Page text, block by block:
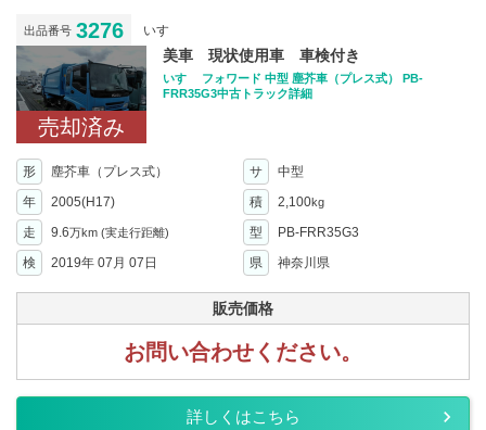
出品番号 3276 いすゞ
売却済み
美車 現状使用車 車検付き
いすゞ フォワード 中型 塵芥車（プレス式） PB-
FRR35G3中古トラック詳細
形 塵芥車（プレス式） サ
中型
年
2005(H17) 積 2,100kg
走 9.6万km (実走行距離) 型
PB-FRR35G3
検
2019年 07月 07日 県 神奈川県
販売価格
お問い合わせください。
詳しくはこちら